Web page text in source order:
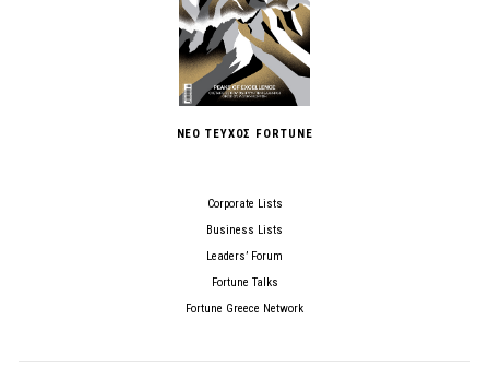
ΝΕΟ ΤΕΥΧΟΣ FORTUNE
Corporate Lists
Business Lists
Leaders’ Forum
Fortune Talks
Fortune Greece Network